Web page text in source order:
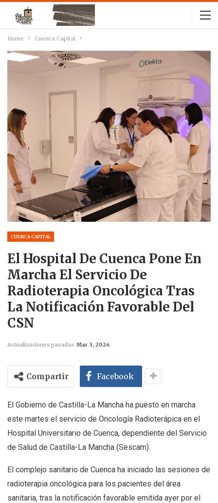
Home Cuenca Capital
CUENCA CAPITAL
El Hospital De Cuenca Pone En
Marcha El Servicio De
Radioterapia Oncológica Tras
La Notificación Favorable Del
CSN
Actualizaciones pasadas Mar 3, 2026
Compartir Facebook
El Gobierno de Castilla-La Mancha ha puesto en marcha
este martes el servicio de Oncología Radioterápica en el
Hospital Universitario de Cuenca, dependiente del Servicio
de Salud de Castilla-La Mancha (Sescam).
El complejo sanitario de Cuenca ha iniciado las sesiones de
radioterapia oncológica para los pacientes del área
sanitaria, tras la notificación favorable emitida ayer por el